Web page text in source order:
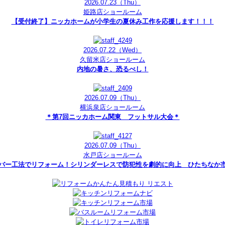
2026.07.23 （Thu）
姫路店ショールーム
【受付終了】ニッカホームが小学生の夏休み工作を応援します！！！
2026.07.22 （Wed）
久留米店ショールーム
内地の暑さ、恐るべし！
2026.07.09 （Thu）
横浜泉店ショールーム
＊第7回ニッカホーム関東 フットサル大会＊
2026.07.09 （Thu）
水戸店ショールーム
バー工法でリフォーム！シリンダーレスで防犯性を劇的に向上 ひたち